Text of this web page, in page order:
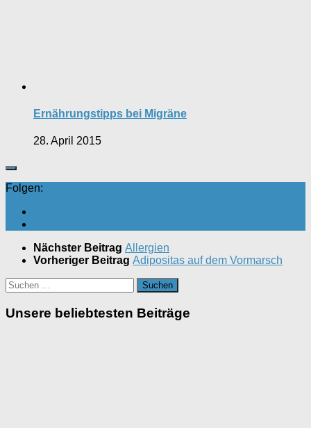
Ernährungstipps bei Migräne
28. April 2015
Folgen:
Nächster Beitrag Allergien
Vorheriger Beitrag Adipositas auf dem Vormarsch
Suchen
nach:
Unsere beliebtesten Beiträge